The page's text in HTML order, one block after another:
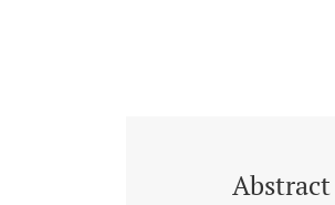
Abstract